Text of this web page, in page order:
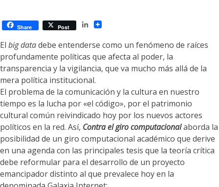
Share Post
LinkedIn
El big datadebe entenderse como un fenómeno de raíces
profundamente políticas que afecta al poder, la
transparencia y la vigilancia, que va mucho más allá de la
mera política institucional.
El problema de la comunicación y la cultura en nuestro
tiempo es la lucha por «el código», por el patrimonio
cultural común reivindicado hoy por los nuevos actores
políticos en la red. Así, Contra el giro computacionalaborda la
posibilidad de un giro computacional académico que derive
en una agenda con las principales tesis que la teoría crítica
debe reformular para el desarrollo de un proyecto
emancipador distinto al que prevalece hoy en la